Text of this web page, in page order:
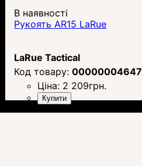
В наявності
Рукоять AR15 LaRue
LaRue Tactical
00000004647
Ціна: 2 209грн.
Купити